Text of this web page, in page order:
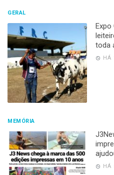
GERAL
toda
HÁ
MEMÓRIA
HÁ